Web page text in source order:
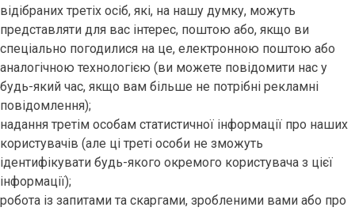
відібраних третіх осіб, які, на нашу думку, можуть
представляти для вас інтерес, поштою або, якщо ви
спеціально погодилися на це, електронною поштою або
аналогічною технологією (ви можете повідомити нас у
будь-який час, якщо вам більше не потрібні рекламні
повідомлення);
надання третім особам статистичної інформації про наших
користувачів (але ці треті особи не зможуть
ідентифікувати будь-якого окремого користувача з цієї
інформації);
робота із запитами та скаргами, зробленими вами або про